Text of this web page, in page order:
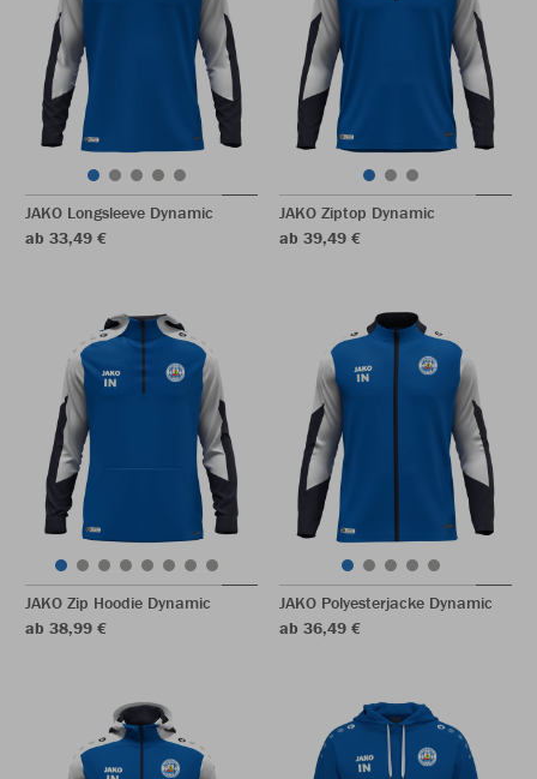
JAKO Longsleeve Dynamic
ab 33,49 €
JAKO Ziptop Dynamic
ab 39,49 €
JAKO Zip Hoodie Dynamic
ab 38,99 €
JAKO Polyesterjacke Dynamic
ab 36,49 €